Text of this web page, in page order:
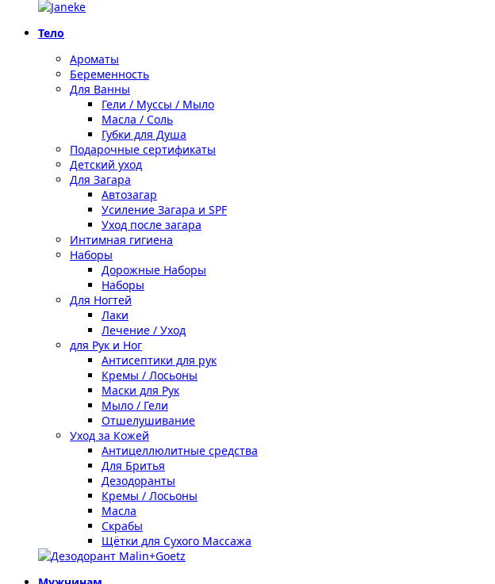
Тело
Ароматы
Беременность
Для Ванны
Гели / Муссы / Мыло
Масла / Соль
Губки для Душа
Подарочные сертификаты
Детский уход
Для Загара
Автозагар
Усиление Загара и SPF
Уход после загара
Интимная гигиена
Наборы
Дорожные Наборы
Наборы
Для Ногтей
Лаки
Лечение / Уход
для Рук и Ног
Антисептики для рук
Кремы / Лосьоны
Маски для Рук
Мыло / Гели
Отшелушивание
Уход за Кожей
Антицеллюлитные средства
Для Бритья
Дезодоранты
Кремы / Лосьоны
Масла
Скрабы
Щётки для Сухого Массажа